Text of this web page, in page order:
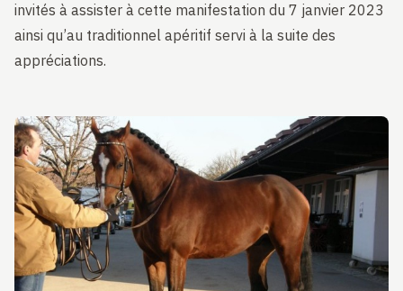
invités à assister à cette manifestation du 7 janvier 2023
ainsi qu’au traditionnel apéritif servi à la suite des
appréciations.